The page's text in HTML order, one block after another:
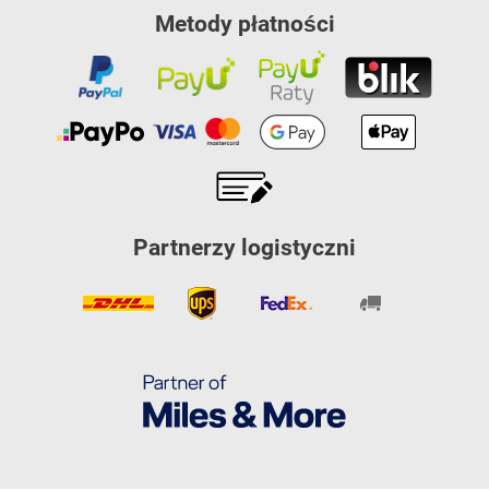
Metody płatności
Partnerzy logistyczni